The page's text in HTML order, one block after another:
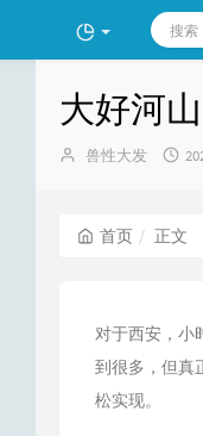
大好河山
博
兽性大发
发
首页 正文
对于西安，小
到很多，但真
松实现。